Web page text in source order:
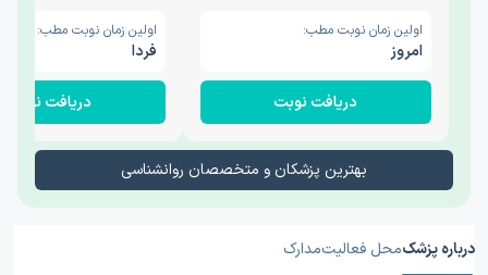
اولین زمان نوبت مطب:
امروز
دریافت نوبت
اولین زمان نوبت مطب:
فردا
دریافت نوبت
بهترین پزشکان و متخصصان روانشناسی
درباره پزشکمحل فعالیتمدارک